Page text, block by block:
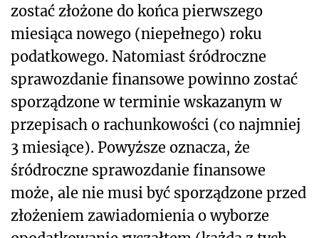
zostać złożone do końca pierwszego
miesiąca nowego (niepełnego) roku
podatkowego. Natomiast śródroczne
sprawozdanie finansowe powinno zostać
sporządzone w terminie wskazanym w
przepisach o rachunkowości (co najmniej
3 miesiące). Powyższe oznacza, że
śródroczne sprawozdanie finansowe
może, ale nie musi być sporządzone przed
złożeniem zawiadomienia o wyborze